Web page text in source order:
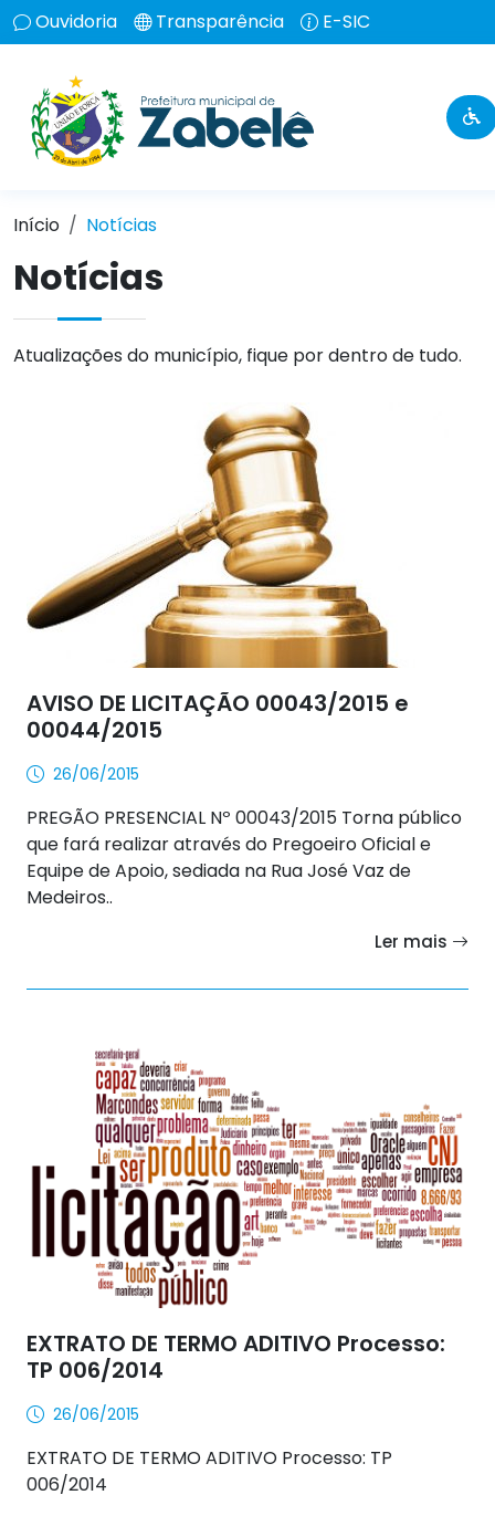
Ouvidoria Transparência E-SIC
Início Notícias
Notícias
Atualizações do município, fique por dentro de tudo.
AVISO DE LICITAÇÃO 00043/2015 e
00044/2015
26/06/2015
PREGÃO PRESENCIAL Nº 00043/2015 Torna público
que fará realizar através do Pregoeiro Oficial e
Equipe de Apoio, sediada na Rua José Vaz de
Medeiros..
Ler mais
EXTRATO DE TERMO ADITIVO Processo:
TP 006/2014
26/06/2015
EXTRATO DE TERMO ADITIVO Processo: TP
006/2014